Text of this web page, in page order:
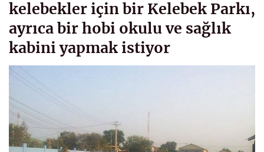
kelebekler için bir Kelebek Parkı,
ayrıca bir hobi okulu ve sağlık
kabini yapmak istiyor